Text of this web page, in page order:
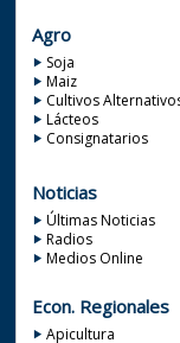
Agro
Soja
Maiz
Cultivos
Lácteos
Consignatarios
Noticias
Últimas Noticias
Radios
Medios Online
Econ. Regionales
Apicultura